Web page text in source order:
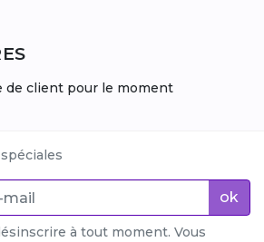
de client pour le moment
ok
à tout moment. Vous